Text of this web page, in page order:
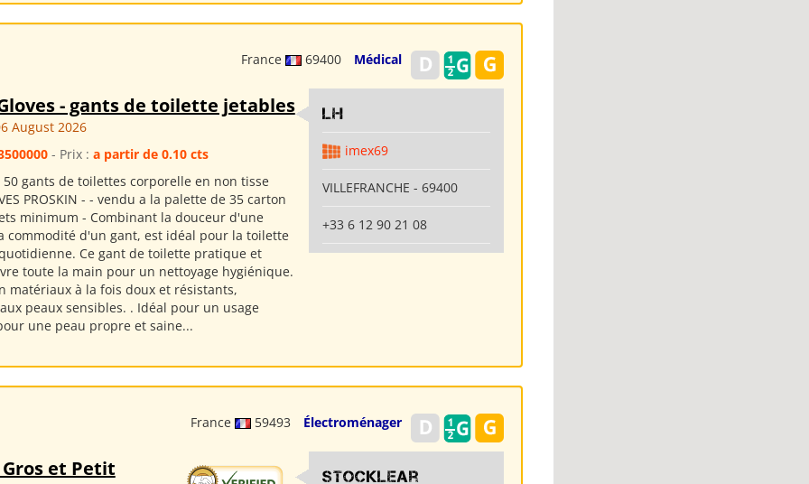
France 69400 Médical
- gants de toilette jetables
August 2026
- Prix : a partir de 0.10 cts
50 gants de toilettes corporelle en non tisse
PROSKIN - - vendu a la palette de 35 carton
minimum - Combinant la douceur d'une
commodité d'un gant, est idéal pour la toilette
Ce gant de toilette pratique et
toute la main pour un nettoyage hygiénique.
matériaux à la fois doux et résistants,
peaux sensibles. . Idéal pour un usage
une peau propre et saine...
LH
imex69
VILLEFRANCHE - 69400
+33 6 12 90 21 08
France 59493 Électroménager
et Petit
Stocklear